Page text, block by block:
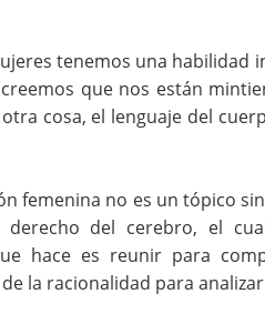
tenemos una habilidad
que nos están
cosa, el lenguaje del
femenina no es un tópico
derecho del cerebro, el
hace es reunir para
la racionalidad para